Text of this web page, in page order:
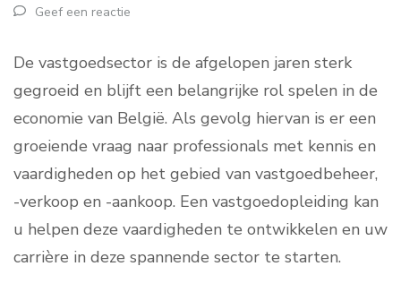
Geef een reactie
De vastgoedsector is de afgelopen jaren sterk
gegroeid en blijft een belangrijke rol spelen in de
economie van België. Als gevolg hiervan is er een
groeiende vraag naar professionals met kennis en
vaardigheden op het gebied van vastgoedbeheer,
-verkoop en -aankoop. Een vastgoedopleiding kan
u helpen deze vaardigheden te ontwikkelen en uw
carrière in deze spannende sector te starten.